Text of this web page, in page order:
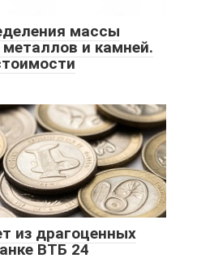
массы
и камней.
из драгоценных
ВТБ 24